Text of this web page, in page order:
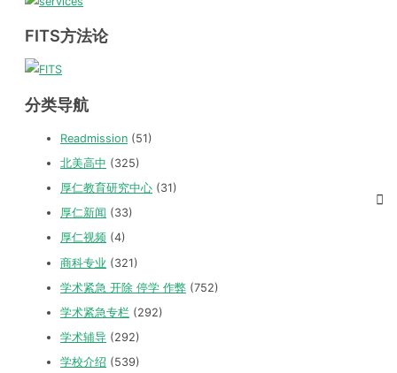
FITS方法论
分类导航
Readmission (51)
北美高中 (325)
厚仁教育研究中心 (31)
厚仁新闻 (33)
厚仁视频 (4)
商科专业 (321)
学术紧急 开除 停学 作弊 (752)
学术紧急专栏 (292)
学术辅导 (292)
学校介绍 (539)